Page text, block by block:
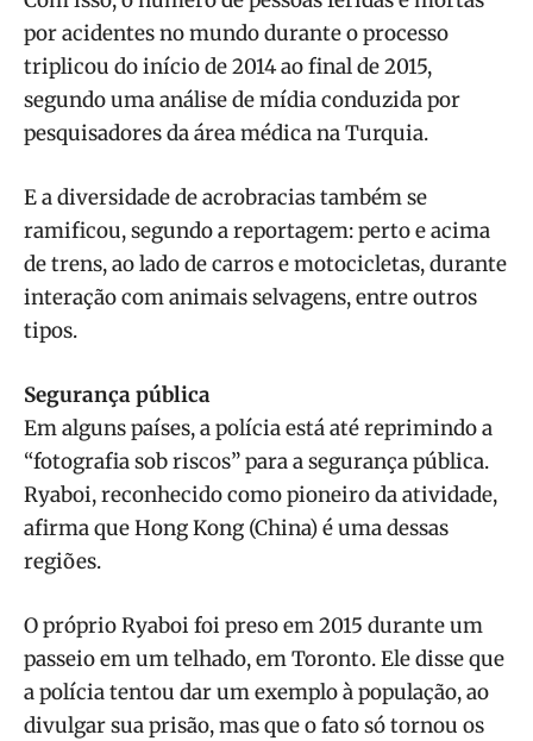
por acidentes no mundo durante o processo
triplicou do início de 2014 ao final de 2015,
segundo uma análise de mídia conduzida por
pesquisadores da área médica na Turquia.
E a diversidade de acrobracias também se
ramificou, segundo a reportagem: perto e acima
de trens, ao lado de carros e motocicletas, durante
interação com animais selvagens, entre outros
tipos.
Segurança pública
Em alguns países, a polícia está até reprimindo a
“fotografia sob riscos” para a segurança pública.
Ryaboi, reconhecido como pioneiro da atividade,
afirma que Hong Kong (China) é uma dessas
regiões.
O próprio Ryaboi foi preso em 2015 durante um
passeio em um telhado, em Toronto. Ele disse que
a polícia tentou dar um exemplo à população, ao
divulgar sua prisão, mas que o fato só tornou os